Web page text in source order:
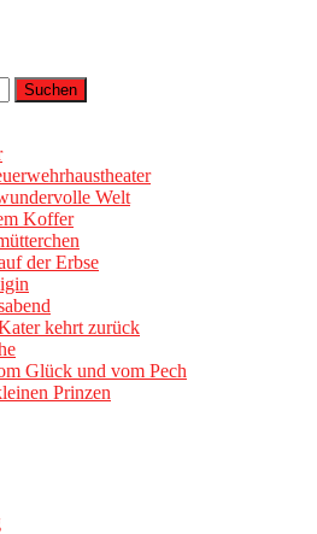
Welt
Koffer
der Erbse
kehrt zurück
Glück und vom Pech
Prinzen